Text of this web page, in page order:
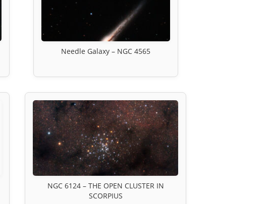
Needle Galaxy – NGC 4565
NGC 6124 – THE OPEN CLUSTER IN
SCORPIUS